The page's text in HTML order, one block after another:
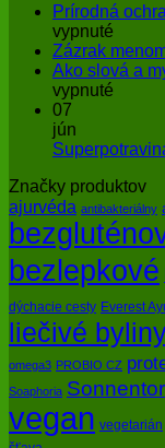
Prírodná
vypnuté
Zázrak
Ako slová a
vypnuté
a
07
jún
Značky produktov
ajurvéda antibakteriálny
bezlepkové
dýchacie cesty Everest
liečivé
omega3 PROBIO CZ
Soaphoria Sonnentor
vegan vegetarián